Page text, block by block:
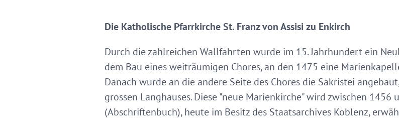
Die Katholische Pfarrkirche St. Franz von Assisi zu Enkirch
Durch die zahlreichen Wallfahrten wurde im 15. Jahrhundert ein
dem Bau eines weiträumigen Chores, an den 1475 eine
Danach wurde an die andere Seite des Chores die Sakristei
grossen Langhauses. Diese "neue Marienkirche" wird zwischen
(Abschriftenbuch), heute im Besitz des Staatsarchives Koblenz,